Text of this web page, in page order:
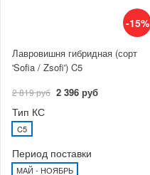
-15%
Лавровишня гибридная (сорт
'Sofia / Zsofi') C5
2 819 руб 2 396 руб
Тип КС
C5
Период поставки
МАЙ - НОЯБРЬ